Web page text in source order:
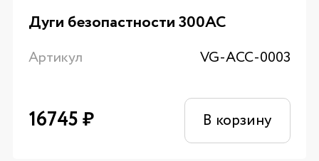
Дуги безопастности 300AC
Артикул VG-ACC-0003
16745₽ В корзину